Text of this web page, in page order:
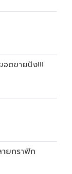
อดขายปัง!!!
ายกราฟิก